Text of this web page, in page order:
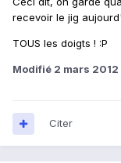
recevoir le jig
TOUS les doigts ! :P
Modifié 2 mars 2012
Citer